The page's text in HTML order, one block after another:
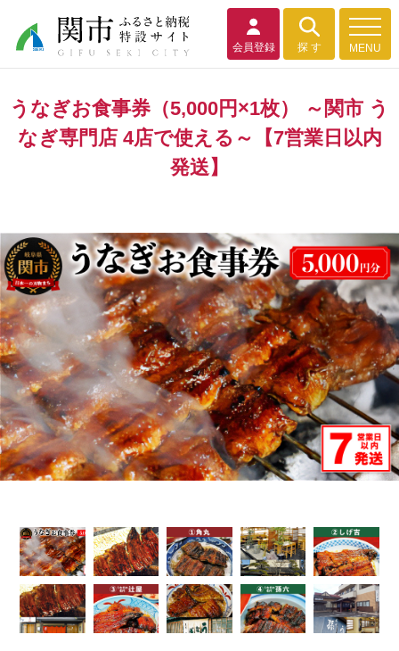
会員登録 探 す MENU
うなぎお食事券（5,000円×1枚） ～関市 う
なぎ専門店 4店で使える～【7営業日以内
発送】